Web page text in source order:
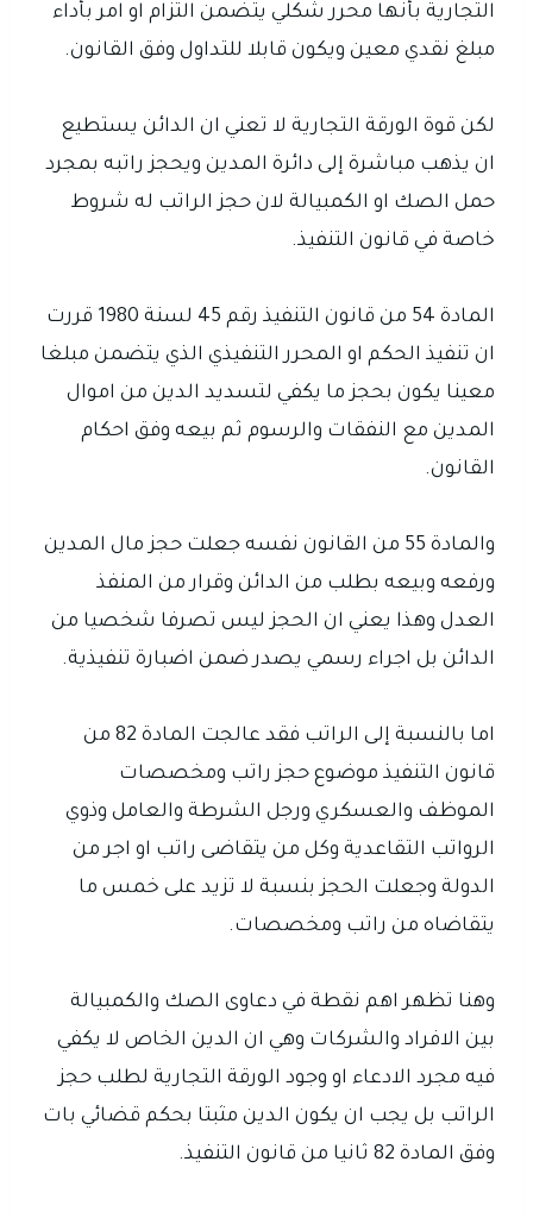
التجارية بأنها محرر شكلي يتضمن التزام او امر بأداء
مبلغ نقدي معين ويكون قابلا للتداول وفق القانون.
لكن قوة الورقة التجارية لا تعني ان الدائن يستطيع
ان يذهب مباشرة إلى دائرة المدين ويحجز راتبه بمجرد
حمل الصك او الكمبيالة لان حجز الراتب له شروط
خاصة في قانون التنفيذ.
المادة 54 من قانون التنفيذ رقم 45 لسنة 1980 قررت
ان تنفيذ الحكم او المحرر التنفيذي الذي يتضمن مبلغا
معينا يكون بحجز ما يكفي لتسديد الدين من اموال
المدين مع النفقات والرسوم ثم بيعه وفق احكام
القانون.
والمادة 55 من القانون نفسه جعلت حجز مال المدين
ورفعه وبيعه بطلب من الدائن وقرار من المنفذ
العدل وهذا يعني ان الحجز ليس تصرفا شخصيا من
الدائن بل اجراء رسمي يصدر ضمن اضبارة تنفيذية.
اما بالنسبة إلى الراتب فقد عالجت المادة 82 من
قانون التنفيذ موضوع حجز راتب ومخصصات
الموظف والعسكري ورجل الشرطة والعامل وذوي
الرواتب التقاعدية وكل من يتقاضى راتب او اجر من
الدولة وجعلت الحجز بنسبة لا تزيد على خمس ما
يتقاضاه من راتب ومخصصات.
وهنا تظهر اهم نقطة في دعاوى الصك والكمبيالة
بين الافراد والشركات وهي ان الدين الخاص لا يكفي
فيه مجرد الادعاء او وجود الورقة التجارية لطلب حجز
الراتب بل يجب ان يكون الدين مثبتا بحكم قضائي بات
وفق المادة 82 ثانيا من قانون التنفيذ.